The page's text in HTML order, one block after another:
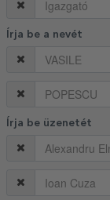
Írja be a nevét
Írja be üzenetét